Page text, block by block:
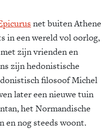
net buiten Athene
in een wereld vol oorlog,
zijn vrienden en
zijn hedonistische
filosoof Michel
later een nieuwe tuin
het Normandische
en nog steeds woont.